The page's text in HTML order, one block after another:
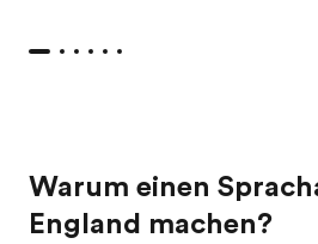
Warum einen
England machen?